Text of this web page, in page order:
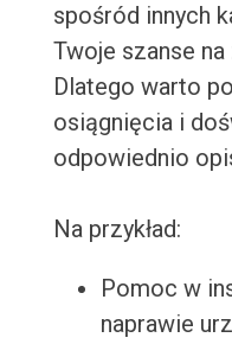
spośród innych
Twoje szanse
Dlatego warto
osiągnięcia i
odpowiednio
Na przykład:
Pomoc w
naprawie